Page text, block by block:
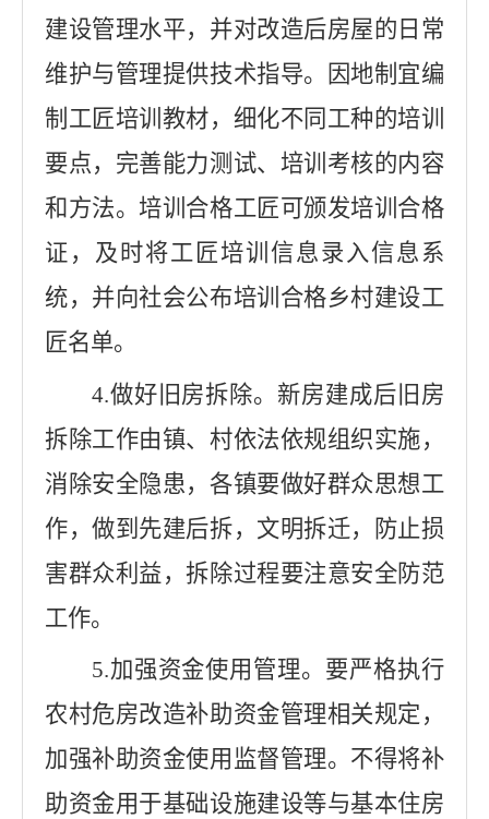
建设管理水平，并对改造后房屋的日常
维护与管理提供技术指导。因地制宜编
制工匠培训教材，细化不同工种的培训
要点，完善能力测试、培训考核的内容
和方法。培训合格工匠可颁发培训合格
证，及时将工匠培训信息录入信息系
统，并向社会公布培训合格乡村建设工
匠名单。
4.做好旧房拆除。新房建成后旧房
拆除工作由镇、村依法依规组织实施，
消除安全隐患，各镇要做好群众思想工
作，做到先建后拆，文明拆迁，防止损
害群众利益，拆除过程要注意安全防范
工作。
5.加强资金使用管理。要严格执行
农村危房改造补助资金管理相关规定，
加强补助资金使用监督管理。不得将补
助资金用于基础设施建设等与基本住房